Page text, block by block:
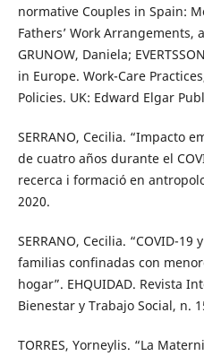
normative Couples in Spain:
Fathers’ Work
GRUNOW, Daniela;
in Europe. Work-Care
Policies. UK: Edward Elgar
SERRANO, Cecilia. “Impacto
de cuatro años durante el
recerca i formació en
2020.
SERRANO, Cecilia. “COVID-
familias confinadas con
hogar”. EHQUIDAD. Revista
Bienestar y Trabajo Social, n.
TORRES, Yorneylis. “La